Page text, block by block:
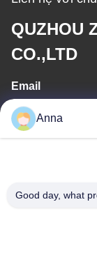
QUZHOU
CO.,LTD
Email
Địa chỉ của tôi
Anna
Good day, what